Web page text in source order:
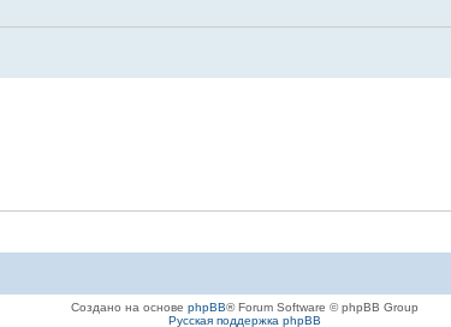
Создано на основе phpBB® Forum Software © phpBB Group
Русская поддержка phpBB